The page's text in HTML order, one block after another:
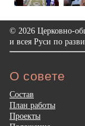
© 2026 Церковно-
и всея Руси по
О совете
Состав
План работы
Проекты